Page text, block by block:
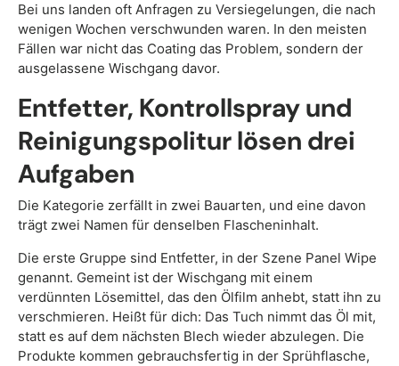
Bei uns landen oft Anfragen zu Versiegelungen, die nach
wenigen Wochen verschwunden waren. In den meisten
Fällen war nicht das Coating das Problem, sondern der
ausgelassene Wischgang davor.
Entfetter, Kontrollspray und
Reinigungspolitur lösen drei
Aufgaben
Die Kategorie zerfällt in zwei Bauarten, und eine davon
trägt zwei Namen für denselben Flascheninhalt.
Die erste Gruppe sind Entfetter, in der Szene Panel Wipe
genannt. Gemeint ist der Wischgang mit einem
verdünnten Lösemittel, das den Ölfilm anhebt, statt ihn zu
verschmieren. Heißt für dich: Das Tuch nimmt das Öl mit,
statt es auf dem nächsten Blech wieder abzulegen. Die
Produkte kommen gebrauchsfertig in der Sprühflasche,